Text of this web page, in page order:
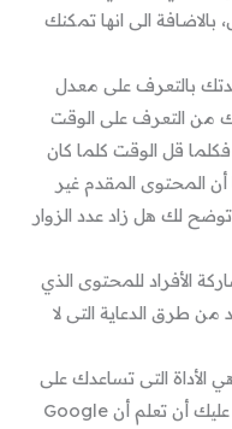
بالاضافة الى انها تمكنك
بالتعرف على معدل
من التعرف على الوقت
قل الوقت كلما كان
المحتوى المقدم غير
توضح لك هل زاد عدد الزوار
الأفراد للمحتوى الذي
من طرق الدعاية التى لا
الأداة التى تساعدك على
قياس نجاح موقعك الإلكتروني عليك أن تعلم أن Google